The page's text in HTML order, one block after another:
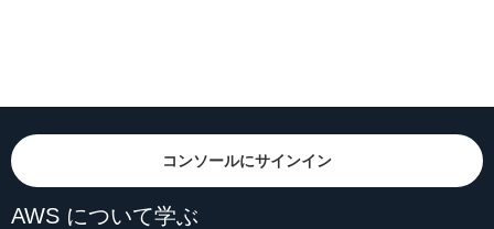
コンソールにサインイン
AWS について学ぶ